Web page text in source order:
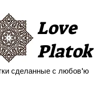
Love
Platok
сделанные с любов'ю